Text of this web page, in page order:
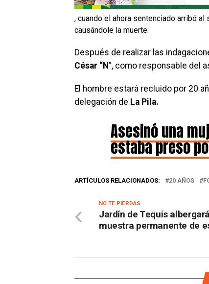
, cuando el ahora sentenciado arribó
causándole la muerte.
Después de realizar las
César “N”, como responsable del
El hombre estará recluido por 20
delegación de La Pila.
Asesinó una
estaba preso
ARTÍCULOS RELACIONADOS: 20 AÑOS
NO TE PIERDAS
Jardín de Tequis albergará
muestra permanente de